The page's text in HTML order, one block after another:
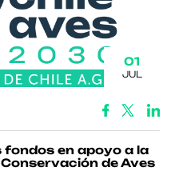
01
JUL
fondos en apoyo a la
de Aves